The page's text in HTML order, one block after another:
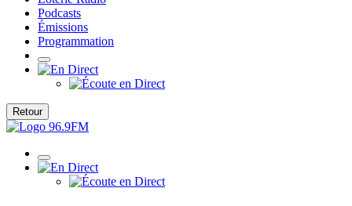
Podcasts
Émissions
Programmation
Retour